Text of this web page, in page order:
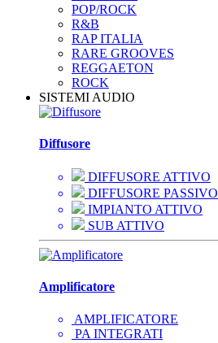
POP/ROCK
R&B
RAP ITALIA
RARE GROOVES
REGGAETON
ROCK
SISTEMI AUDIO
Diffusore
DIFFUSORE ATTIVO
DIFFUSORE PASSIVO
IMPIANTO ATTIVO
SUB ATTIVO
Amplificatore
AMPLIFICATORE
PA INTEGRATI